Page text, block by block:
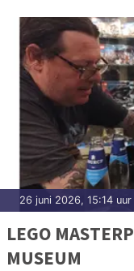
26 juni 2026, 15:14 uur
LEGO
MUSEUM